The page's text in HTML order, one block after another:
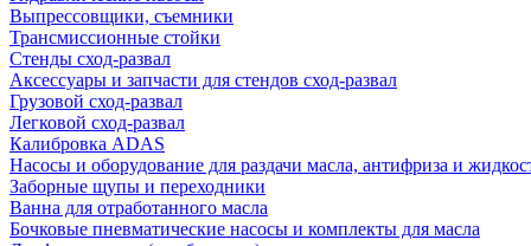
Выпрессовщики, съемники
Трансмиссионные стойки
Стенды сход-развал
Аксессуары и запчасти для стендов сход-развал
Грузовой сход-развал
Легковой сход-развал
Калибровка ADAS
Насосы и оборудование для раздачи масла, антифриза и
Заборные щупы и переходники
Ванна для отработанного масла
Бочковые пневматические насосы и комплекты для масла